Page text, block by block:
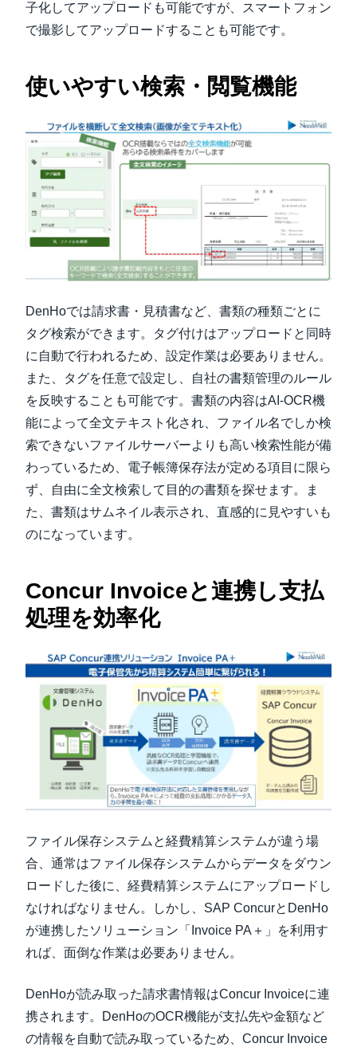
子化してアップロードも可能ですが、スマートフォン
で撮影してアップロードすることも可能です。
使いやすい検索・閲覧機能
DenHoでは請求書・見積書など、書類の種類ごとに
タグ検索ができます。タグ付けはアップロードと同時
に自動で行われるため、設定作業は必要ありません。
また、タグを任意で設定し、自社の書類管理のルール
を反映することも可能です。書類の内容はAI-OCR機
能によって全文テキスト化され、ファイル名でしか検
索できないファイルサーバーよりも高い検索性能が備
わっているため、電子帳簿保存法が定める項目に限ら
ず、自由に全文検索して目的の書類を探せます。ま
た、書類はサムネイル表示され、直感的に見やすいも
のになっています。
Concur Invoiceと連携し支払
処理を効率化
ファイル保存システムと経費精算システムが違う場
合、通常はファイル保存システムからデータをダウン
ロードした後に、経費精算システムにアップロードし
なければなりません。しかし、SAP ConcurとDenHo
が連携したソリューション「Invoice PA＋」を利用す
れば、面倒な作業は必要ありません。
DenHoが読み取った請求書情報はConcur Invoiceに連
携されます。DenHoのOCR機能が支払先や金額など
の情報を自動で読み取っているため、Concur Invoice